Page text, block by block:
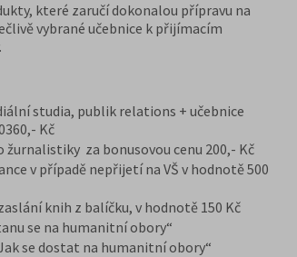
které zaručí dokonalou přípravu na
vybrané učebnice k přijímacím
studia, publik relations + učebnice
Kč
žurnalistiky za bonusovou cenu 200,- Kč
v případě nepřijetí na VŠ v hodnotě 500
knih z balíčku, v hodnotě 150 Kč
se na humanitní obory“
se dostat na humanitní obory“